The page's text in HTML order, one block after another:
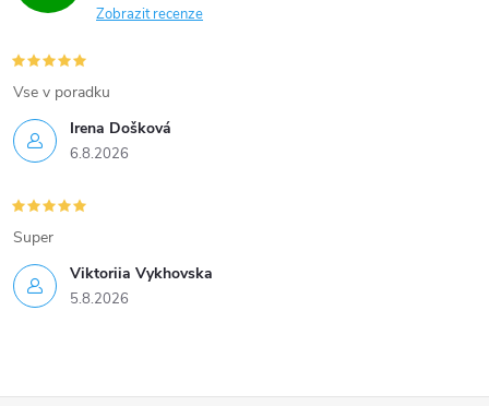
Zobrazit recenze
Irena Došková
6.8.2026
Vse v poradku
Viktoriia Vykhovska
5.8.2026
Super